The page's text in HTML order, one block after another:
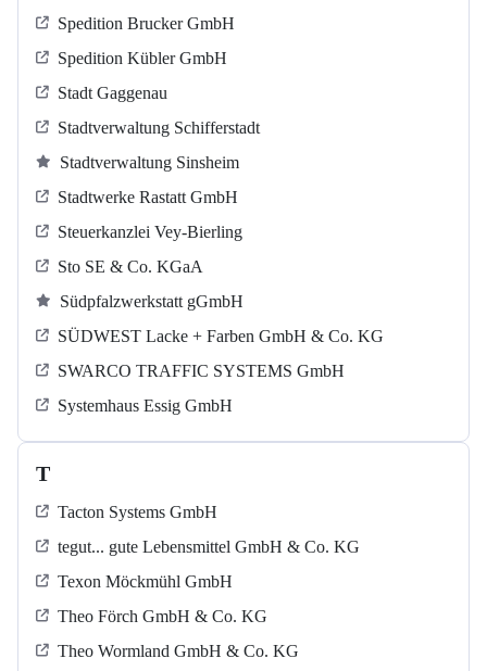
Spedition Brucker GmbH
Spedition Kübler GmbH
Stadt Gaggenau
Stadtverwaltung Schifferstadt
Stadtverwaltung Sinsheim
Stadtwerke Rastatt GmbH
Steuerkanzlei Vey-Bierling
Sto SE & Co. KGaA
Südpfalzwerkstatt gGmbH
SÜDWEST Lacke + Farben GmbH & Co. KG
SWARCO TRAFFIC SYSTEMS GmbH
Systemhaus Essig GmbH
T
Tacton Systems GmbH
tegut... gute Lebensmittel GmbH & Co. KG
Texon Möckmühl GmbH
Theo Förch GmbH & Co. KG
Theo Wormland GmbH & Co. KG